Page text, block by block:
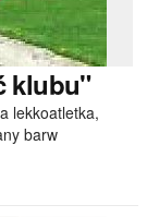
klubu"
lekkoatletka,
barw